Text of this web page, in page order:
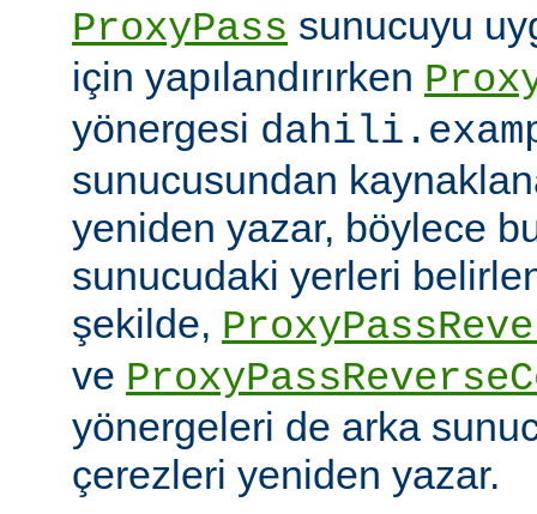
ProxyPass sunucuyu
için yapılandırırken
yönergesi
sunucusundan
yeniden yazar, böylece
sunucudaki yerleri
şekilde,
ve
yönergeleri de arka
çerezleri yeniden yazar.